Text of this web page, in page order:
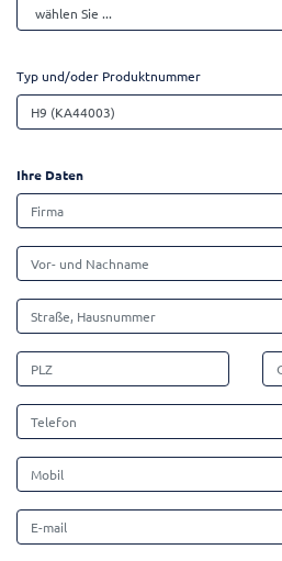
Typ und/oder Produktnummer
Ihre Daten